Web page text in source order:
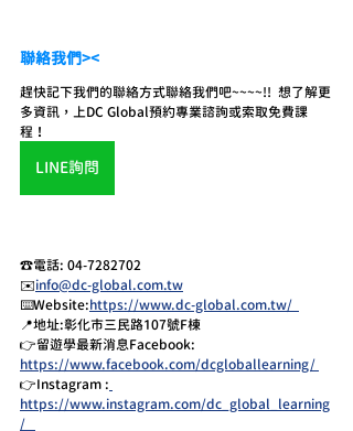
聯絡我們><
趕快記下我們的聯絡方式聯絡我們吧~~~~!!  想了解更
多資訊，上DC Global預約專業諮詢或索取免費課
程！
LINE詢問
☎️電話: 04-7282702
✉️info@dc-global.com.tw
⌨️Website:https://www.dc-global.com.tw/
📍地址:彰化市三民路107號F棟
👉留遊學最新消息Facebook:
https://www.facebook.com/dcgloballearning/
👉Instagram :
https://www.instagram.com/dc_global_learning
/